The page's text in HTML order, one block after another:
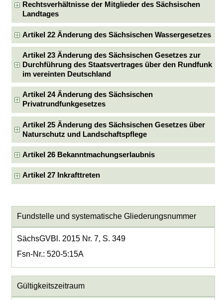
Rechtsverhältnisse der Mitglieder des Sächsischen
Landtages
Artikel 22 Änderung des Sächsischen Wassergesetzes
Artikel 23 Änderung des Sächsischen Gesetzes zur
Durchführung des Staatsvertrages über den Rundfunk
im vereinten Deutschland
Artikel 24 Änderung des Sächsischen
Privatrundfunkgesetzes
Artikel 25 Änderung des Sächsischen Gesetzes über
Naturschutz und Landschaftspflege
Artikel 26 Bekanntmachungserlaubnis
Artikel 27 Inkrafttreten
Fundstelle und systematische Gliederungsnummer
SächsGVBl. 2015 Nr. 7, S. 349
Fsn-Nr.: 520-5:15A
Gültigkeitszeitraum